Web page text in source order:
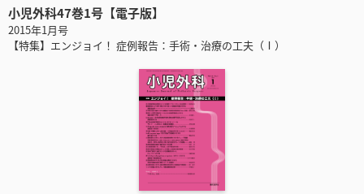
小児外科47巻1号【電子版】
2015年1月号
【特集】エンジョイ！ 症例報告：手術・治療の工夫（Ⅰ）